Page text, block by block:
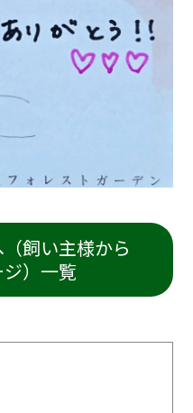
飼い主様から
）一覧